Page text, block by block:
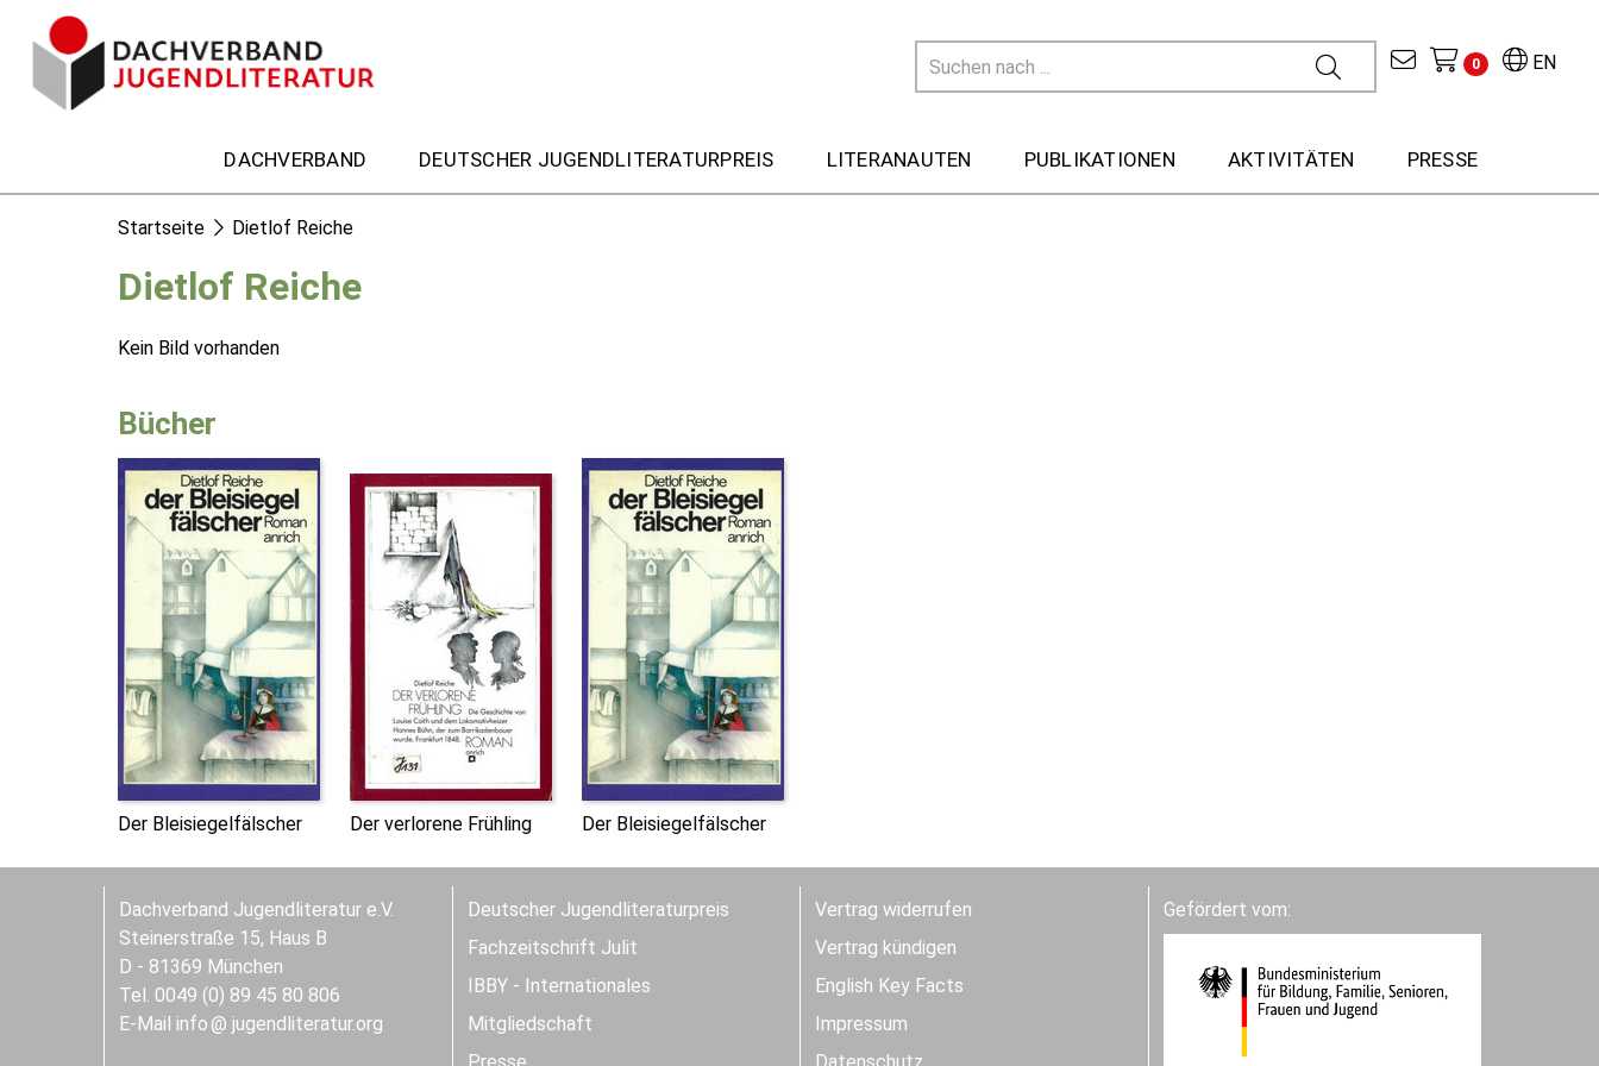
EN
0
DACHVERBAND DEUTSCHER JUGENDLITERATURPREIS LITERANAUTEN PUBLIKATIONEN AKTIVITÄTEN PRESSE
Startseite Dietlof Reiche
Dietlof Reiche
Kein Bild vorhanden
Bücher
Der Bleisiegelfälscher Der verlorene Frühling Der Bleisiegelfälscher
Dachverband Jugendliteratur e.V.
Steinerstraße 15, Haus B
D - 81369 München
Tel. 0049 (0) 89 45 80 806
E-Mail info jugendliteratur.org
Deutscher Jugendliteraturpreis
Fachzeitschrift Julit
IBBY - Internationales
Mitgliedschaft
Vertrag widerrufen
Vertrag kündigen
English Key Facts
Impressum
Gefördert vom: